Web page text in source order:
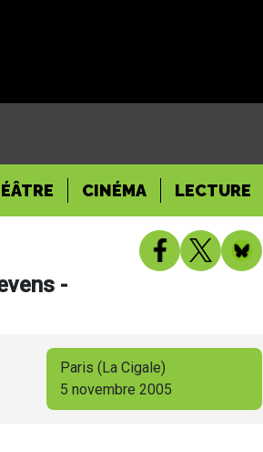
CINÉMA LECTURE
-
Paris (La Cigale)
5 novembre 2005